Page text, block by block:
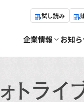
試し読み
企業情報 お知